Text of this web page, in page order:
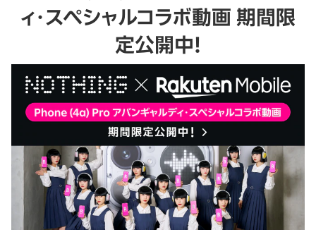
ィ・スペシャルコラボ動画 期間限
定公開中！